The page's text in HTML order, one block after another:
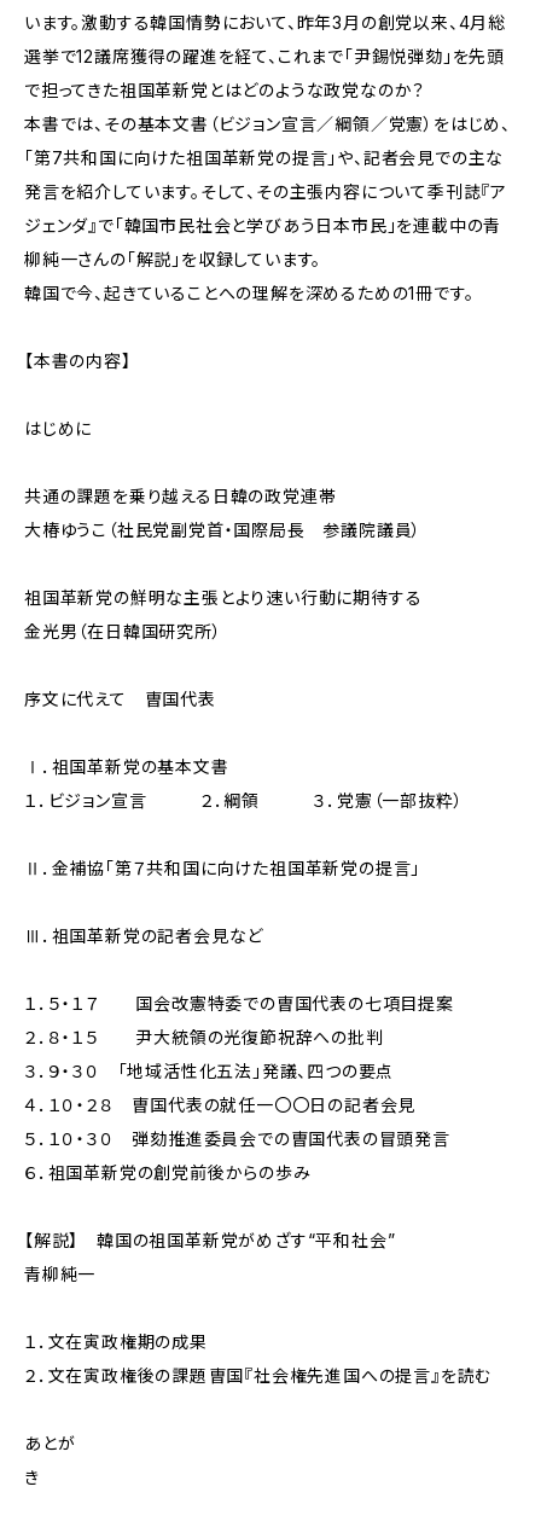
います。激動する韓国情勢において、昨年3月の創党以来、4月総
選挙で12議席獲得の躍進を経て、これまで「尹錫悦弾劾」を先頭
で担ってきた祖国革新党とはどのような政党なのか？
本書では、その基本文書（ビジョン宣言／綱領／党憲）をはじめ、
「第7共和国に向けた祖国革新党の提言」や、記者会見での主な
発言を紹介しています。そして、その主張内容について季刊誌『ア
ジェンダ』で「韓国市民社会と学びあう日本市民」を連載中の青
柳純一さんの「解説」を収録しています。
韓国で今、起きていることへの理解を深めるための1冊です。
【本書の内容】
はじめに
共通の課題を乗り越える日韓の政党連帯
大椿ゆうこ（社民党副党首・国際局長 参議院議員）
祖国革新党の鮮明な主張とより速い行動に期待する
金光男（在日韓国研究所）
序文に代えて 曺国代表
Ⅰ．祖国革新党の基本文書
１．ビジョン宣言 ２．綱領 ３．党憲（一部抜粋）
Ⅱ．金補協「第７共和国に向けた祖国革新党の提言」
Ⅲ．祖国革新党の記者会見など
１．５・１７ 国会改憲特委での曺国代表の七項目提案
２．８・１５ 尹大統領の光復節祝辞への批判
３．９・３０ 「地域活性化五法」発議、四つの要点
４．１０・２８ 曺国代表の就任一〇〇日の記者会見
５．１０・３０ 弾劾推進委員会での曺国代表の冒頭発言
６．祖国革新党の創党前後からの歩み
【解説】 韓国の祖国革新党がめざす“平和社会”
青柳純一
１．文在寅政権期の成果
２．文在寅政権後の課題――曺国『社会権先進国への提言』を読む
あとが
き